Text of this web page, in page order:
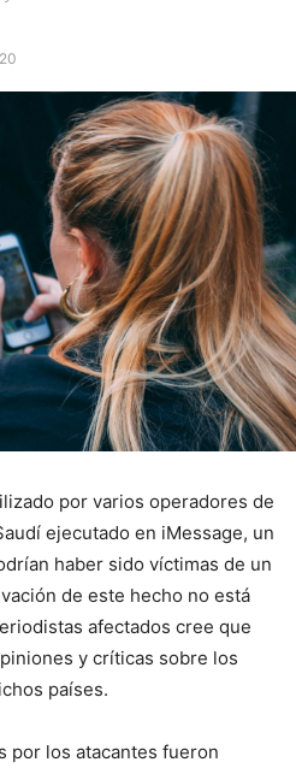
por varios operadores de
ejecutado en iMessage, un
haber sido víctimas de un
de este hecho no está
afectados cree que
y críticas sobre los
países.
por los atacantes fueron